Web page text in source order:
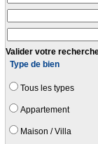
Valider votre
Type de bien
Tous les types
Appartement
Maison / Villa